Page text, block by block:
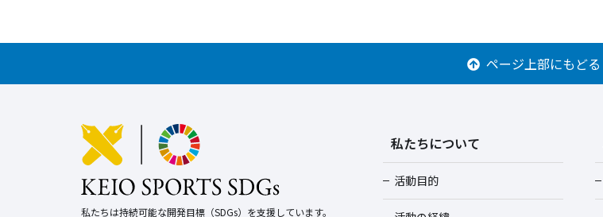
ページ上部にもどる
私たちは持続可能な開発目標（SDGs）を支援しています。
私たちについて
活動目的